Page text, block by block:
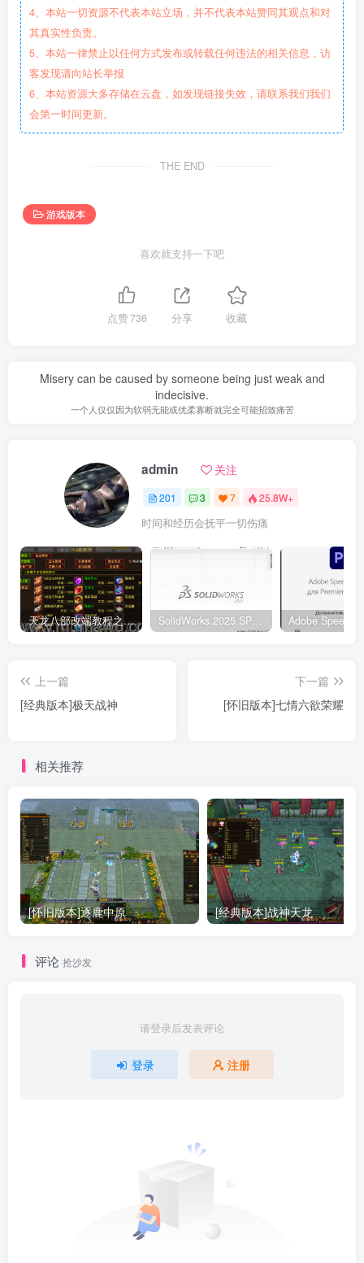
4、本站一切资源不代表本站立场，并不代表本站赞同其观点和对
其真实性负责。
5、本站一律禁止以任何方式发布或转载任何违法的相关信息，访
客发现请向站长举报
6、本站资源大多存储在云盘，如发现链接失效，请联系我们我们
会第一时间更新。
THE END
游戏版本
喜欢就支持一下吧
点赞736 分享 收藏
Misery can be caused by someone being just weak and
indecisive.
一个人仅仅因为软弱无能或优柔寡断就完全可能招致痛苦
admin 关注
201 3 7 25.8W+
时间和经历会抚平一切伤痛
天龙八部改端教程之元宝商店修改 SolidWorks.2025.SP5.0中文破解版
上一篇
[经典版本]极天战神
下一篇
[怀旧版本]七情六欲荣耀
相关推荐
[怀旧版本]逐鹿中原 [经典版本]战神天龙
评论 抢沙发
请登录后发表评论
登录 注册